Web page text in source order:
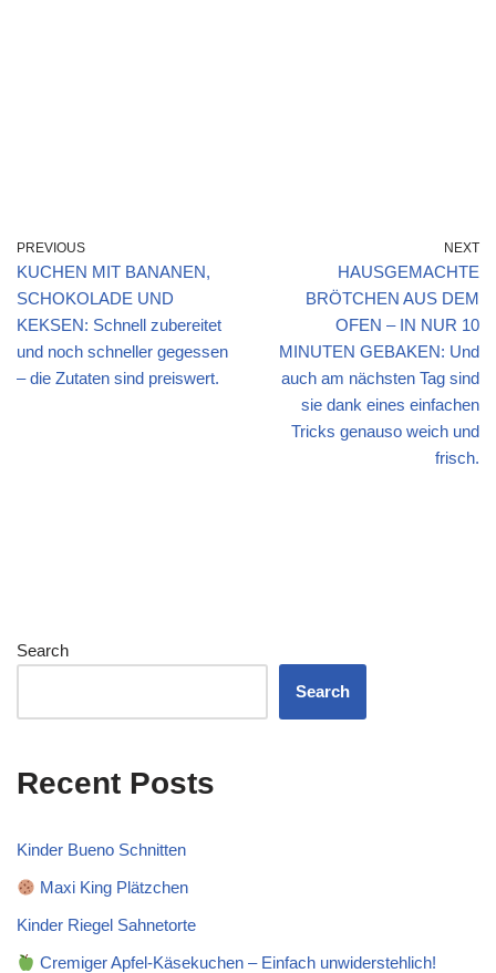
PREVIOUS
KUCHEN MIT BANANEN,
SCHOKOLADE UND
KEKSEN: Schnell zubereitet
und noch schneller gegessen
– die Zutaten sind preiswert.
NEXT
HAUSGEMACHTE
BRÖTCHEN AUS DEM
OFEN – IN NUR 10
MINUTEN GEBAKEN: Und
auch am nächsten Tag sind
sie dank eines einfachen
Tricks genauso weich und
frisch.
Search
Search
Recent Posts
Kinder Bueno Schnitten
Maxi King Plätzchen
Kinder Riegel Sahnetorte
Cremiger Apfel-Käsekuchen – Einfach unwiderstehlich!